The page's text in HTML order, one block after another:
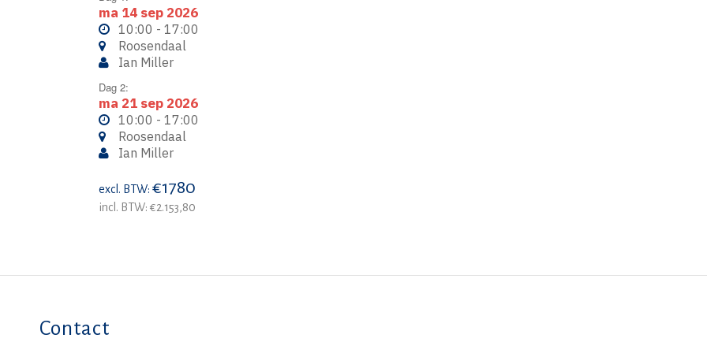
ma 14 sep 2026
10:00 - 17:00
Roosendaal
Ian Miller
Dag 2:
ma 21 sep 2026
10:00 - 17:00
Roosendaal
Ian Miller
excl. BTW: €1780
incl. BTW: €2.153,80
Contact